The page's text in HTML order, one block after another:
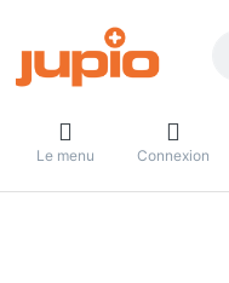
Le menu Connexion